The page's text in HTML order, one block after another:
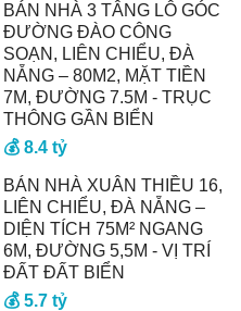
BÁN NHÀ 3 TÂNG LÔ GÓC
ĐƯỜNG ĐÀO CÔNG
SOẠN, LIÊN CHIỂU, ĐÀ
NẴNG – 80M2, MẶT TIỀN
7M, ĐƯỜNG 7.5M - TRỤC
THÔNG GẦN BIỂN
💰 8.4 tỷ
BÁN NHÀ XUÂN THIỀU 16,
LIÊN CHIỂU, ĐÀ NẴNG –
DIỆN TÍCH 75M² NGANG
6M, ĐƯỜNG 5,5M - VỊ TRÍ
ĐẤT ĐẤT BIỂN
💰 5.7 tỷ